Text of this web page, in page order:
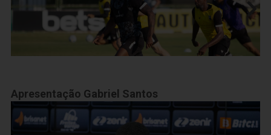
Apresentação Gabriel Santos